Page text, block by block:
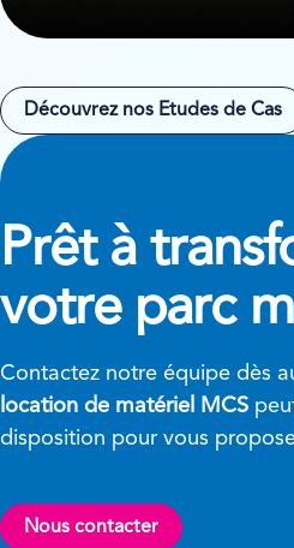
Découvrez nos Etudes de Cas
Prêt à
votre parc
Contactez notre équipe dès
location de matériel MCS
disposition pour vous
Nous contacter